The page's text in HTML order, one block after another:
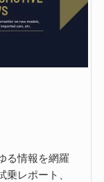
る情報を網羅
レポート、